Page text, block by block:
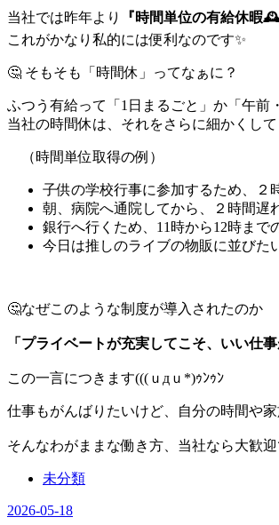
当社では昨年より 『時間単位の有給休暇🕰️
これがかなり私的には便利なのです✨
🤔 そもそも「時間休」ってなぁに？
ふつう有給って「1日まるごと」か「午前
当社の時間休は、それをさらに細かくして
（時間単位取得の例）
子供の学校行事に参加するため、２
朝、病院へ通院してから、２時間遅
銀行へ行くため、11時から12時まで
今日は推しのライブの物販に並びた
🤔なぜこのような制度が導入されたのか
「プライベートが充実してこそ、いい仕事
この一言につきます(((ｕдｕ*)ｩﾝｩﾝ
仕事もがんばりたいけど、自分の時間や
そんなわがままな働き方、当社なら大歓
未分類
2026-05-18